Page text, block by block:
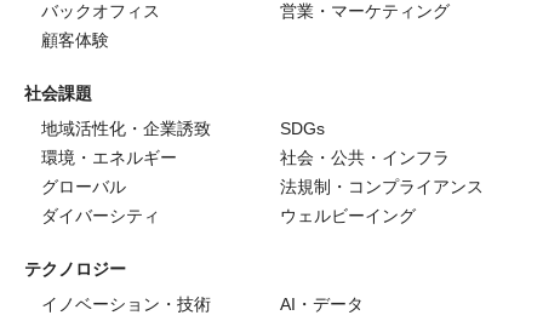
バックオフィス
営業・マーケティング
顧客体験
社会課題
地域活性化・企業誘致
SDGs
環境・エネルギー
社会・公共・インフラ
グローバル
法規制・コンプライアンス
ダイバーシティ
ウェルビーイング
テクノロジー
イノベーション・技術
AI・データ